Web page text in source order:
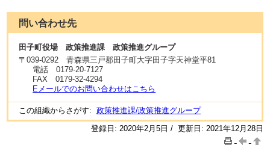
問い合わせ先
田子町役場 政策推進課 政策推進グループ
〒039-0292
青森県三戸郡田子町大字田子字天神堂平81
電話0179-20-7127
FAX0179-32-4294
Eメールでのお問い合わせはこちら
この組織からさがす:政策推進課/政策推進グループ
登録日: 2020年2月5日 / 更新日: 2021年12月28日